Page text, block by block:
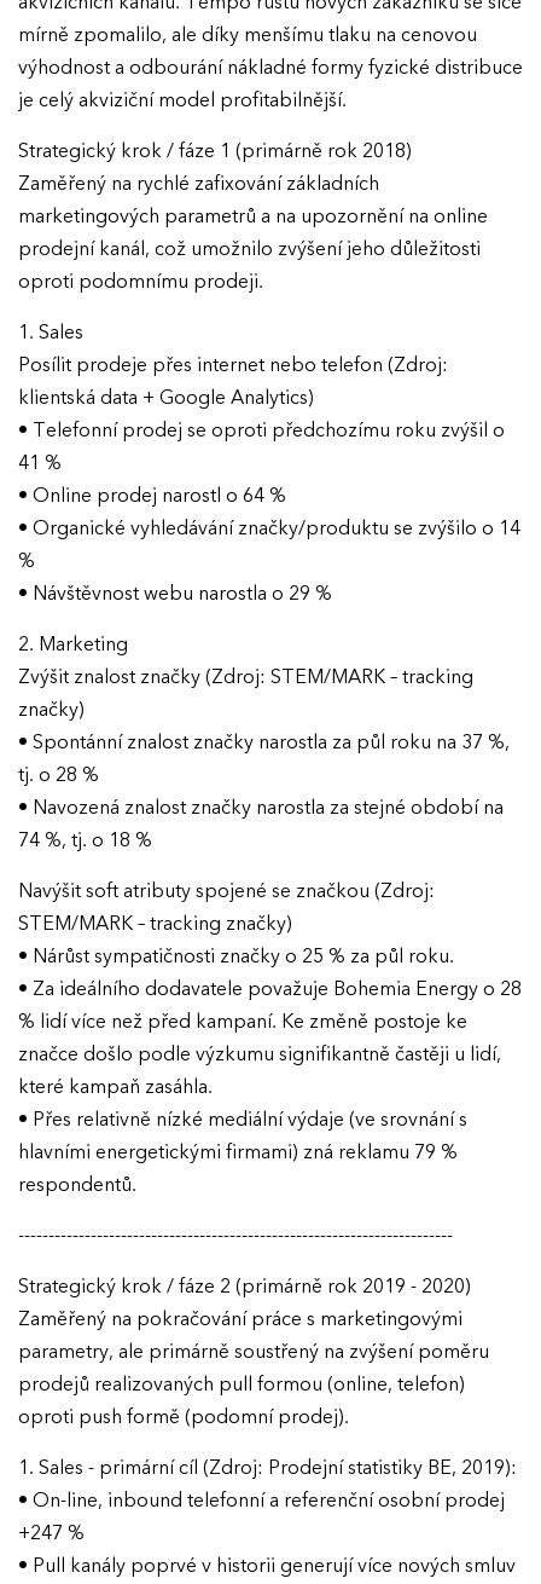
EFFIE 2026
O EFFIE
AKTUALITY
Ročník 2024
Ročník 2023
Ročník 2019
Ročník 2017
mírně zpomalilo, ale díky menšímu tlaku na cenovou
výhodnost a odbourání nákladné formy fyzické distribuce
je celý akviziční model profitabilnější.
Strategický krok / fáze 1 (primárně rok 2018)
Zaměřený na rychlé zafixování základních
marketingových parametrů a na upozornění na online
prodejní kanál, což umožnilo zvýšení jeho důležitosti
oproti podomnímu prodeji.
1. Sales
Posílit prodeje přes internet nebo telefon (Zdroj:
klientská data + Google Analytics)
• Telefonní prodej se oproti předchozímu roku zvýšil o
41 %
• Online prodej narostl o 64 %
• Organické vyhledávání značky/produktu se zvýšilo o 14
%
• Návštěvnost webu narostla o 29 %
2. Marketing
Zvýšit znalost značky (Zdroj: STEM/MARK – tracking
značky)
• Spontánní znalost značky narostla za půl roku na 37 %,
tj. o 28 %
• Navozená znalost značky narostla za stejné období na
74 %, tj. o 18 %
Navýšit soft atributy spojené se značkou (Zdroj:
STEM/MARK – tracking značky)
• Nárůst sympatičnosti značky o 25 % za půl roku.
• Za ideálního dodavatele považuje Bohemia Energy o 28
% lidí více než před kampaní. Ke změně postoje ke
značce došlo podle výzkumu signifikantně častěji u lidí,
které kampaň zasáhla.
• Přes relativně nízké mediální výdaje (ve srovnání s
hlavními energetickými firmami) zná reklamu 79 %
respondentů.
------------------------------------------------------------------------
Strategický krok / fáze 2 (primárně rok 2019 - 2020)
Zaměřený na pokračování práce s marketingovými
parametry, ale primárně soustřený na zvýšení poměru
prodejů realizovaných pull formou (online, telefon)
oproti push formě (podomní prodej).
1. Sales - primární cíl (Zdroj: Prodejní statistiky BE, 2019):
• On-line, inbound telefonní a referenční osobní prodej
+247 %
• Pull kanály poprvé v historii generují více nových smluv